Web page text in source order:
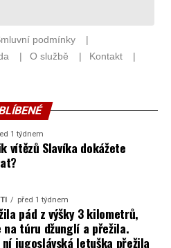
1 týdnem
vítězů Slavíka dokážete
před 1 týdnem
pád z výšky 3 kilometrů,
na túru džunglí a přežila.
ní jugoslávská letuška přežila